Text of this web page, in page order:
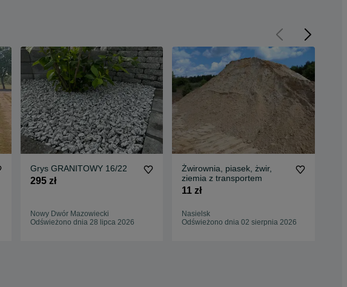
Grys GRANITOWY 16/22
295 zł
Nowy Dwór Mazowiecki
Odświeżono dnia 28 lipca 2026
Żwirownia, piasek, żwir,
ziemia z transportem
11 zł
Nasielsk
Odświeżono dnia 02 sierpnia 2026